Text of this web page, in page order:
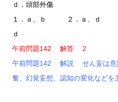
ｄ．頭部外傷
１．ａ、ｂ ２．ａ、ｄ
ｄ
午前問題142 解答 2
午前問題142 解説 せん妄は意
奮、幻覚妄想、認知の変化などを